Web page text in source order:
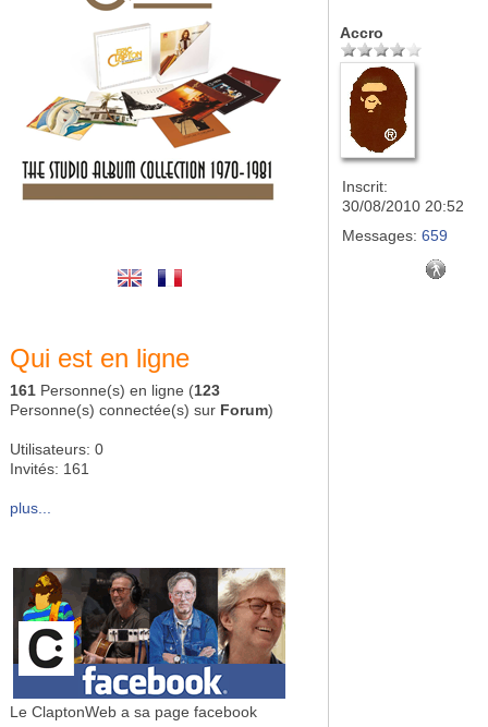
Qui est en ligne
161 Personne(s) en ligne (123
Personne(s) connectée(s) sur Forum)
Utilisateurs: 0
Invités: 161
plus...
Le ClaptonWeb a sa page facebook
Accro
Inscrit:
30/08/2010 20:52
Messages: 659